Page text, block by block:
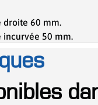
droite 60 mm.
50 mm.